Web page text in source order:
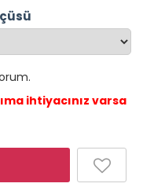
ihtiyacınız varsa